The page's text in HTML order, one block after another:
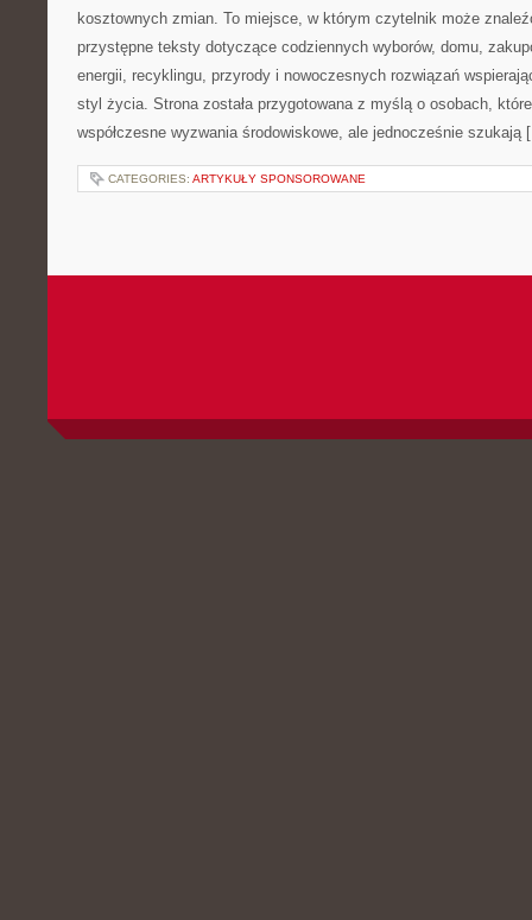
kosztownych zmian. To miejsce, w którym czytelnik może
przystępne teksty dotyczące codziennych wyborów, domu,
energii, recyklingu, przyrody i nowoczesnych rozwiązań
styl życia. Strona została przygotowana z myślą o osobach,
współczesne wyzwania środowiskowe, ale jednocześnie
CATEGORIES: ARTYKUŁY SPONSOROWANE